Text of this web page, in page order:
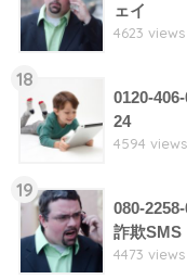
ェイ
4623 views
18
0120-
24
4594 views
19
080-
詐欺SMS
4473 views